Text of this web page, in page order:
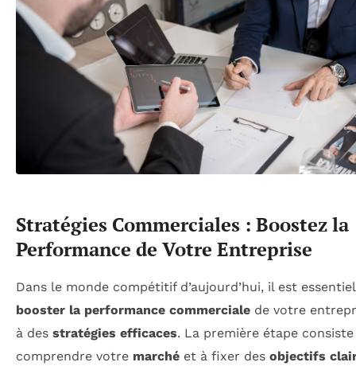
Stratégies Commerciales : Boostez la
Performance de Votre Entreprise
Dans le monde compétitif d’aujourd’hui, il est
booster la performance commerciale de votre
à des stratégies efficaces. La première étape
comprendre votre marché et à fixer des objectifs